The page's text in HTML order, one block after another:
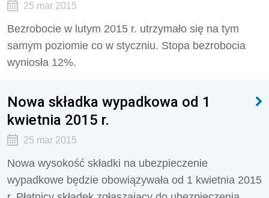
25 mar 2015
Bezrobocie w lutym 2015 r. utrzymało się na tym
samym poziomie co w styczniu. Stopa bezrobocia
wyniosła 12%.
Nowa składka wypadkowa od 1
kwietnia 2015 r.
25 mar 2015
Nowa wysokość składki na ubezpieczenie
wypadkowe będzie obowiązywała od 1 kwietnia 2015